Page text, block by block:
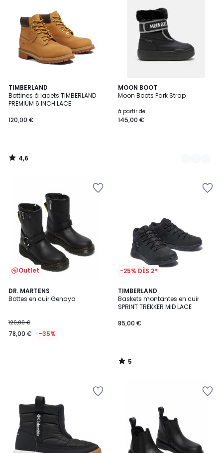
TIMBERLAND
Bottines à lacets TIMBERLAND
PREMIUM 6 INCH LACE
120,00 €
4,6
/ 5
4,6
/
MOON BOOT
Moon Boots Park Strap
à partir de
145,00 €
2
Couleurs
Outlet
DR. MARTENS
Bottes en cuir Genaya
120,00 €
78,00 € -35%
-25% DÈS 2*
TIMBERLAND
Baskets montantes en cuir
SPRINT TREKKER MID LACE
85,00 €
5
/
5
5
/